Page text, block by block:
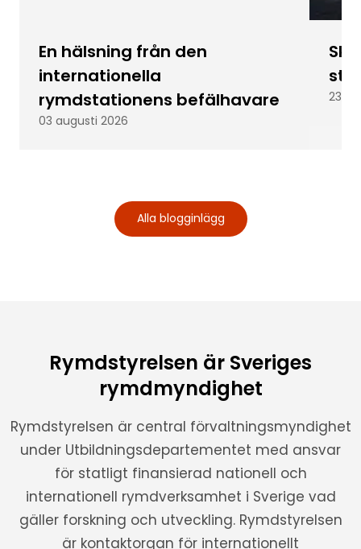
En hälsning från den
internationella
rymdstationens befälhavare
03 augusti 2026
23
Alla blogginlägg
Rymdstyrelsen är Sveriges
rymdmyndighet
Rymdstyrelsen är central förvaltningsmyndighet
under Utbildningsdepartementet med ansvar
för statligt finansierad nationell och
internationell rymdverksamhet i Sverige vad
gäller forskning och utveckling. Rymdstyrelsen
är kontaktorgan för internationellt